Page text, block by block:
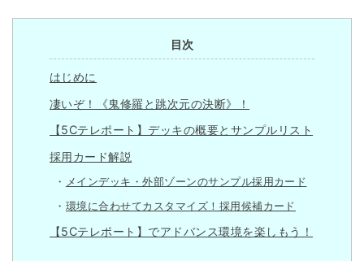
目次
はじめに
凄いぞ！《鬼修羅と跳次元の決断》！
【5Cテレポート】デッキの概要とサンプルリスト
採用カード解説
メインデッキ・外部ゾーンのサンプル採用カード
環境に合わせてカスタマイズ！採用候補カード
【5Cテレポート】でアドバンス環境を楽しもう！